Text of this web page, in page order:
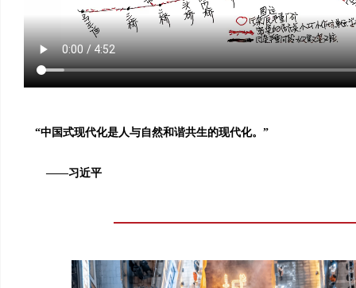
“中国式现代化是人与自然和谐共生的现代化。”
——习近平